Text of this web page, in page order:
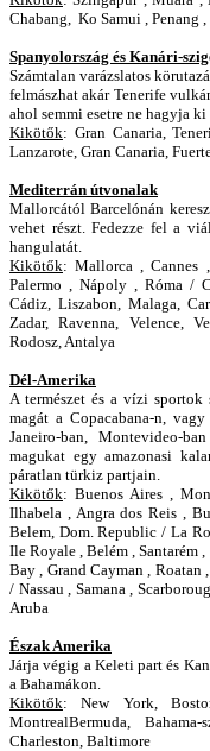
Chabang, Ko Samui , Penang
Spanyolország és Kanári-
Számtalan varázslatos
felmászhat akár Tenerife
ahol semmi esetre ne hagyja ki
Kikötők: Gran Canaria,
Lanzarote, Gran Canaria,
Mediterrán útvonalak
Mallorcától Barcelónán
vehet részt. Fedezze fel a
hangulatát.
Kikötők: Mallorca ,
Palermo , Nápoly , Róma /
Cádiz, Liszabon, Malaga,
Zadar, Ravenna, Velence,
Rodosz, Antalya
Dél-Amerika
A természet és a vízi sportok
magát a Copacabana-n,
Janeiro-ban, Montevideo-
magukat egy amazonasi
páratlan türkiz partjain.
Kikötők: Buenos Aires ,
Ilhabela , Angra dos Reis ,
Belem, Dom. Republic / La
Ile Royale , Belém , Santarém
Bay , Grand Cayman ,
/ Nassau , Samana ,
Aruba
Észak Amerika
Járja végig a Keleti part és
a Bahamákon.
Kikötők:
New York,
MontrealBermuda,
Charleston, Baltimore